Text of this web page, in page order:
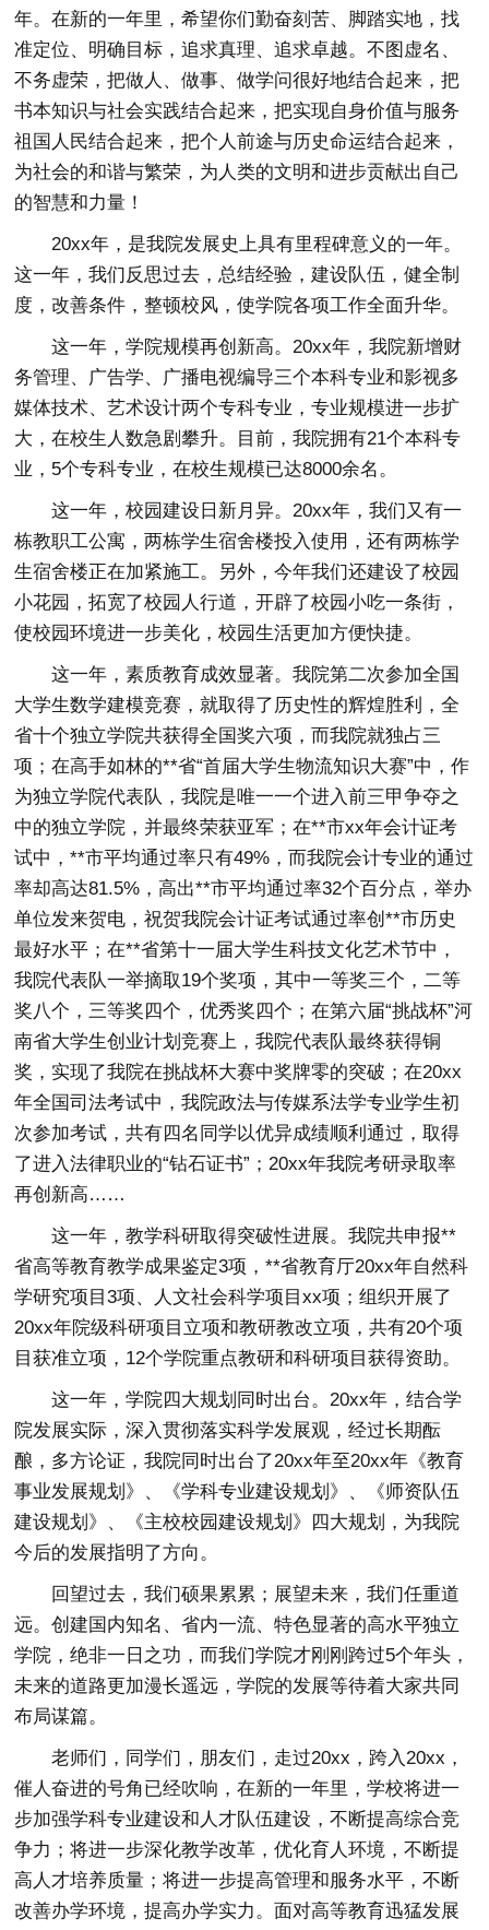
年。在新的一年里，希望你们勤奋刻苦、脚踏实地，找
准定位、明确目标，追求真理、追求卓越。不图虚名、
不务虚荣，把做人、做事、做学问很好地结合起来，把
书本知识与社会实践结合起来，把实现自身价值与服务
祖国人民结合起来，把个人前途与历史命运结合起来，
为社会的和谐与繁荣，为人类的文明和进步贡献出自己
的智慧和力量！
20xx年，是我院发展史上具有里程碑意义的一年。
这一年，我们反思过去，总结经验，建设队伍，健全制
度，改善条件，整顿校风，使学院各项工作全面升华。
这一年，学院规模再创新高。20xx年，我院新增财
务管理、广告学、广播电视编导三个本科专业和影视多
媒体技术、艺术设计两个专科专业，专业规模进一步扩
大，在校生人数急剧攀升。目前，我院拥有21个本科专
业，5个专科专业，在校生规模已达8000余名。
这一年，校园建设日新月异。20xx年，我们又有一
栋教职工公寓，两栋学生宿舍楼投入使用，还有两栋学
生宿舍楼正在加紧施工。另外，今年我们还建设了校园
小花园，拓宽了校园人行道，开辟了校园小吃一条街，
使校园环境进一步美化，校园生活更加方便快捷。
这一年，素质教育成效显著。我院第二次参加全国
大学生数学建模竞赛，就取得了历史性的辉煌胜利，全
省十个独立学院共获得全国奖六项，而我院就独占三
项；在高手如林的**省“首届大学生物流知识大赛”中，作
为独立学院代表队，我院是唯一一个进入前三甲争夺之
中的独立学院，并最终荣获亚军；在**市xx年会计证考
试中，**市平均通过率只有49%，而我院会计专业的通过
率却高达81.5%，高出**市平均通过率32个百分点，举办
单位发来贺电，祝贺我院会计证考试通过率创**市历史
最好水平；在**省第十一届大学生科技文化艺术节中，
我院代表队一举摘取19个奖项，其中一等奖三个，二等
奖八个，三等奖四个，优秀奖四个；在第六届“挑战杯”河
南省大学生创业计划竞赛上，我院代表队最终获得铜
奖，实现了我院在挑战杯大赛中奖牌零的突破；在20xx
年全国司法考试中，我院政法与传媒系法学专业学生初
次参加考试，共有四名同学以优异成绩顺利通过，取得
了进入法律职业的“钻石证书”；20xx年我院考研录取率
再创新高……
这一年，教学科研取得突破性进展。我院共申报**
省高等教育教学成果鉴定3项，**省教育厅20xx年自然科
学研究项目3项、人文社会科学项目xx项；组织开展了
20xx年院级科研项目立项和教研教改立项，共有20个项
目获准立项，12个学院重点教研和科研项目获得资助。
这一年，学院四大规划同时出台。20xx年，结合学
院发展实际，深入贯彻落实科学发展观，经过长期酝
酿，多方论证，我院同时出台了20xx年至20xx年《教育
事业发展规划》、《学科专业建设规划》、《师资队伍
建设规划》、《主校校园建设规划》四大规划，为我院
今后的发展指明了方向。
回望过去，我们硕果累累；展望未来，我们任重道
远。创建国内知名、省内一流、特色显著的高水平独立
学院，绝非一日之功，而我们学院才刚刚跨过5个年头，
未来的道路更加漫长遥远，学院的发展等待着大家共同
布局谋篇。
老师们，同学们，朋友们，走过20xx，跨入20xx，
催人奋进的号角已经吹响，在新的一年里，学校将进一
步加强学科专业建设和人才队伍建设，不断提高综合竞
争力；将进一步深化教学改革，优化育人环境，不断提
高人才培养质量；将进一步提高管理和服务水平，不断
改善办学环境，提高办学实力。面对高等教育迅猛发展